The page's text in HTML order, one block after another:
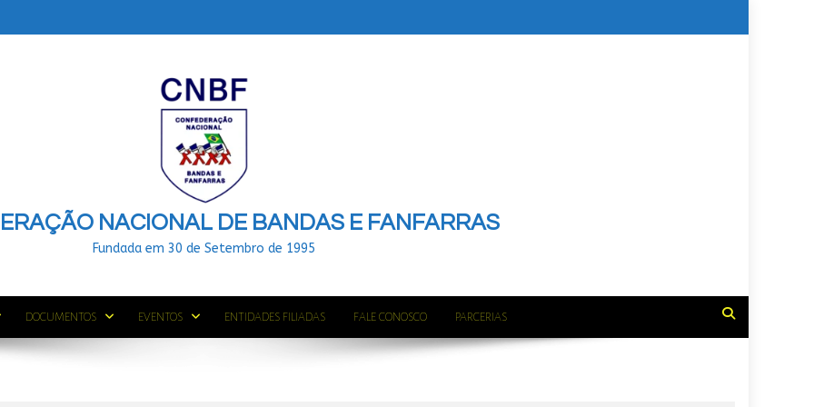
NACIONAL DE BANDAS E FANFARRAS
Fundada em 30 de Setembro de 1995
DOCUMENTOS EVENTOS ENTIDADES FILIADAS FALE CONOSCO PARCERIAS